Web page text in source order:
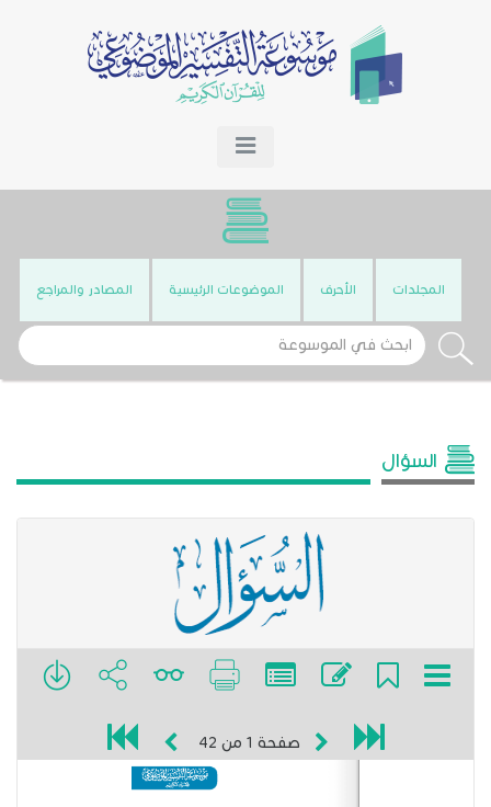
المجلدات الأحرف الموضوعات الرئيسية المصادر والمراجع
السؤال
صفحة 1 من 42